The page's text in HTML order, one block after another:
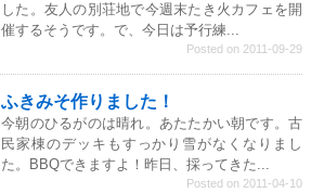
した。友人の別荘地で今週末たき火カフェを開
催するそうです。で、今日は予行練...
Posted on 2011-09-29
ふきみそ作りました！
今朝のひるがのは晴れ。あたたかい朝です。古
民家棟のデッキもすっかり雪がなくなりまし
た。BBQできますよ！昨日、採ってきた...
Posted on 2011-04-10